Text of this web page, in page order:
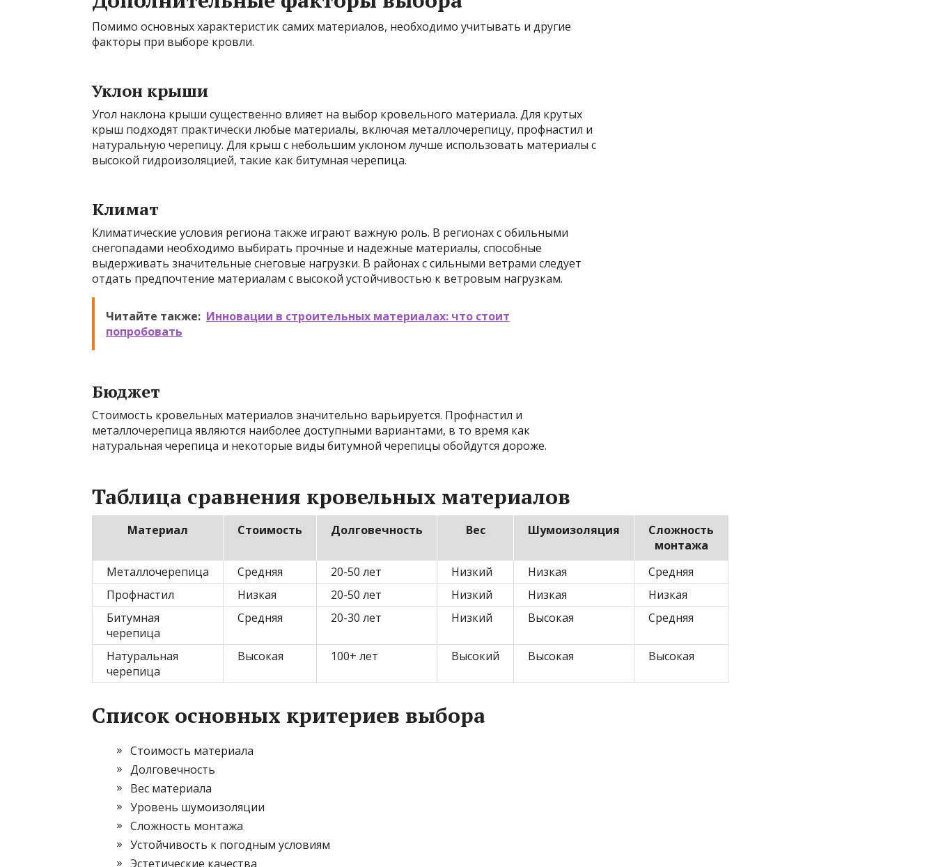
Помимо основных характеристик самих материалов, необходимо учитывать и другие
факторы при выборе кровли.
Уклон крыши
Угол наклона крыши существенно влияет на выбор кровельного материала. Для крутых
крыш подходят практически любые материалы, включая металлочерепицу, профнастил и
натуральную черепицу. Для крыш с небольшим уклоном лучше использовать материалы с
высокой гидроизоляцией, такие как битумная черепица.
Климат
Климатические условия региона также играют важную роль. В регионах с обильными
снегопадами необходимо выбирать прочные и надежные материалы, способные
выдерживать значительные снеговые нагрузки. В районах с сильными ветрами следует
отдать предпочтение материалам с высокой устойчивостью к ветровым нагрузкам.
Читайте также: Инновации в строительных материалах: что стоит
попробовать
Бюджет
Стоимость кровельных материалов значительно варьируется. Профнастил и
металлочерепица являются наиболее доступными вариантами, в то время как
натуральная черепица и некоторые виды битумной черепицы обойдутся дороже.
Таблица сравнения кровельных материалов
Материал Стоимость Долговечность Вес Шумоизоляция
Сложность
монтажа
Металлочерепица
Средняя 20-50 лет Низкий Низкая
Средняя
Профнастил
Низкая 20-50 лет Низкий Низкая
Низкая
Битумная
черепица
Средняя 20-30 лет Низкий Высокая Средняя
Натуральная
черепица
Высокая 100+ лет Высокий Высокая Высокая
Список основных критериев выбора
Стоимость материала
Долговечность
Вес материала
Уровень шумоизоляции
Сложность монтажа
Устойчивость к погодным условиям
Эстетические качества